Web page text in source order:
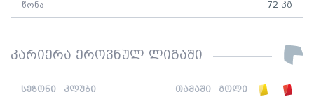
წონა 72 კგ
კარიერა ეროვნულ ლიგაში
სეზონი კლუბი თამაში გოლი